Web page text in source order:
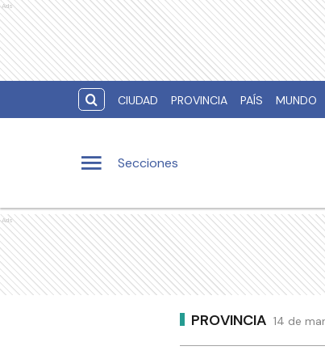
Ads
CIUDAD PROVINCIA PAÍS MUNDO
Secciones
Ads
PROVINCIA 14 de